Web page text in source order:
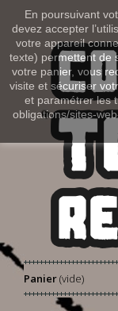
En poursuivant
devez accepter
votre appareil
texte) permettent de
votre panier, vous
visite et sécuriser
et paramétrer les
obligations/sites-
Panier(vide)